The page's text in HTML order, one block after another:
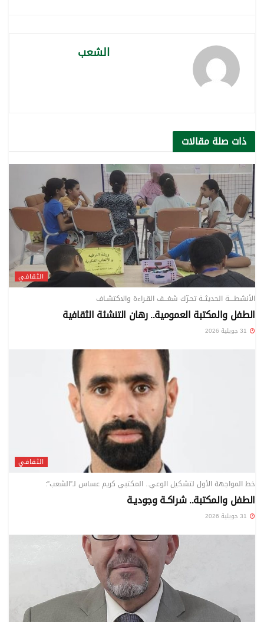
الشعب
ذات صلةمقالات
الثقافي
الأنشطــــة الحديثــة تحـرّك شغـــف القـراءة والاكتشـاف
الطفل والمكتبة العمومية.. رهان التنشئة الثقافية
الثقافي
خط المواجهة الأول لتشكيل الوعي.. المكتبي كريم عساس لـ”الشعب”:
الطفل والمكتبة.. شراكـة وجوديـة